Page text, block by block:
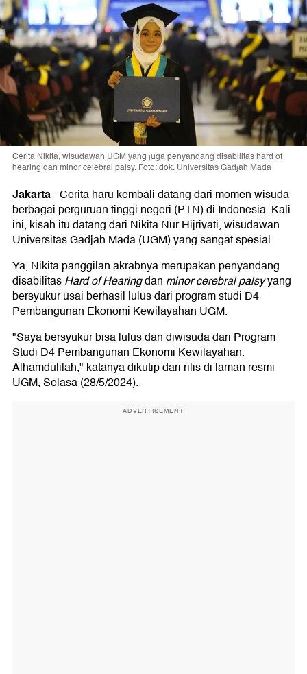
Cerita Nikita, wisudawan UGM yang juga penyandang disabilitas hard of
hearing dan minor celebral palsy. Foto: dok. Universitas Gadjah Mada
Jakarta-Cerita haru kembali datang dari momen wisuda
berbagai perguruan tinggi negeri (PTN) di Indonesia. Kali
ini, kisah itu datang dari Nikita Nur Hijriyati, wisudawan
Universitas Gadjah Mada (UGM) yang sangat spesial.
Ya, Nikita panggilan akrabnya merupakan penyandang
disabilitasHard of Hearingdan minor cerebral palsyyang
bersyukur usai berhasil lulus dari program studi D4
Pembangunan Ekonomi Kewilayahan UGM.
"Saya bersyukur bisa lulus dan diwisuda dari Program
Studi D4 Pembangunan Ekonomi Kewilayahan.
Alhamdulilah," katanya dikutip dari rilis di laman resmi
UGM, Selasa (28/5/2024).
ADVERTISEMENT